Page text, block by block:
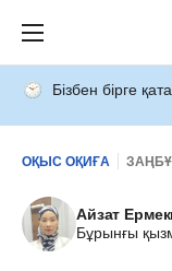
Бізбен бірге
ОҚЫС ОҚИҒА
Айзат
Бұрынғы